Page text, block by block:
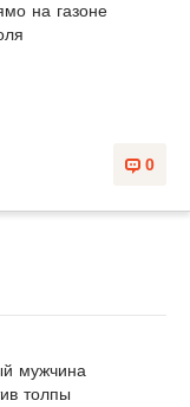
на газоне
0
мужчина
толпы